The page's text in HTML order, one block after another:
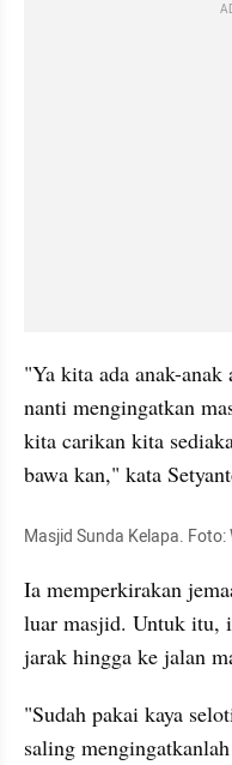
"Ya kita ada anak-
nanti mengingatkan
kita carikan kita
bawa kan," kata
Masjid Sunda Kelapa. Foto:
Ia memperkirakan
luar masjid. Untuk itu,
jarak hingga ke jalan
"Sudah pakai kaya
saling